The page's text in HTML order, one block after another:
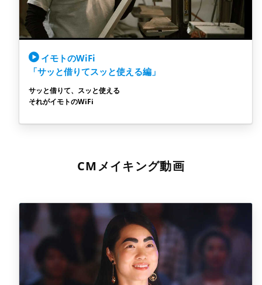
イモトのWiFi
「サッと借りてスッと使える編」
サッと借りて、スッと使える
それがイモトのWiFi
CMメイキング動画